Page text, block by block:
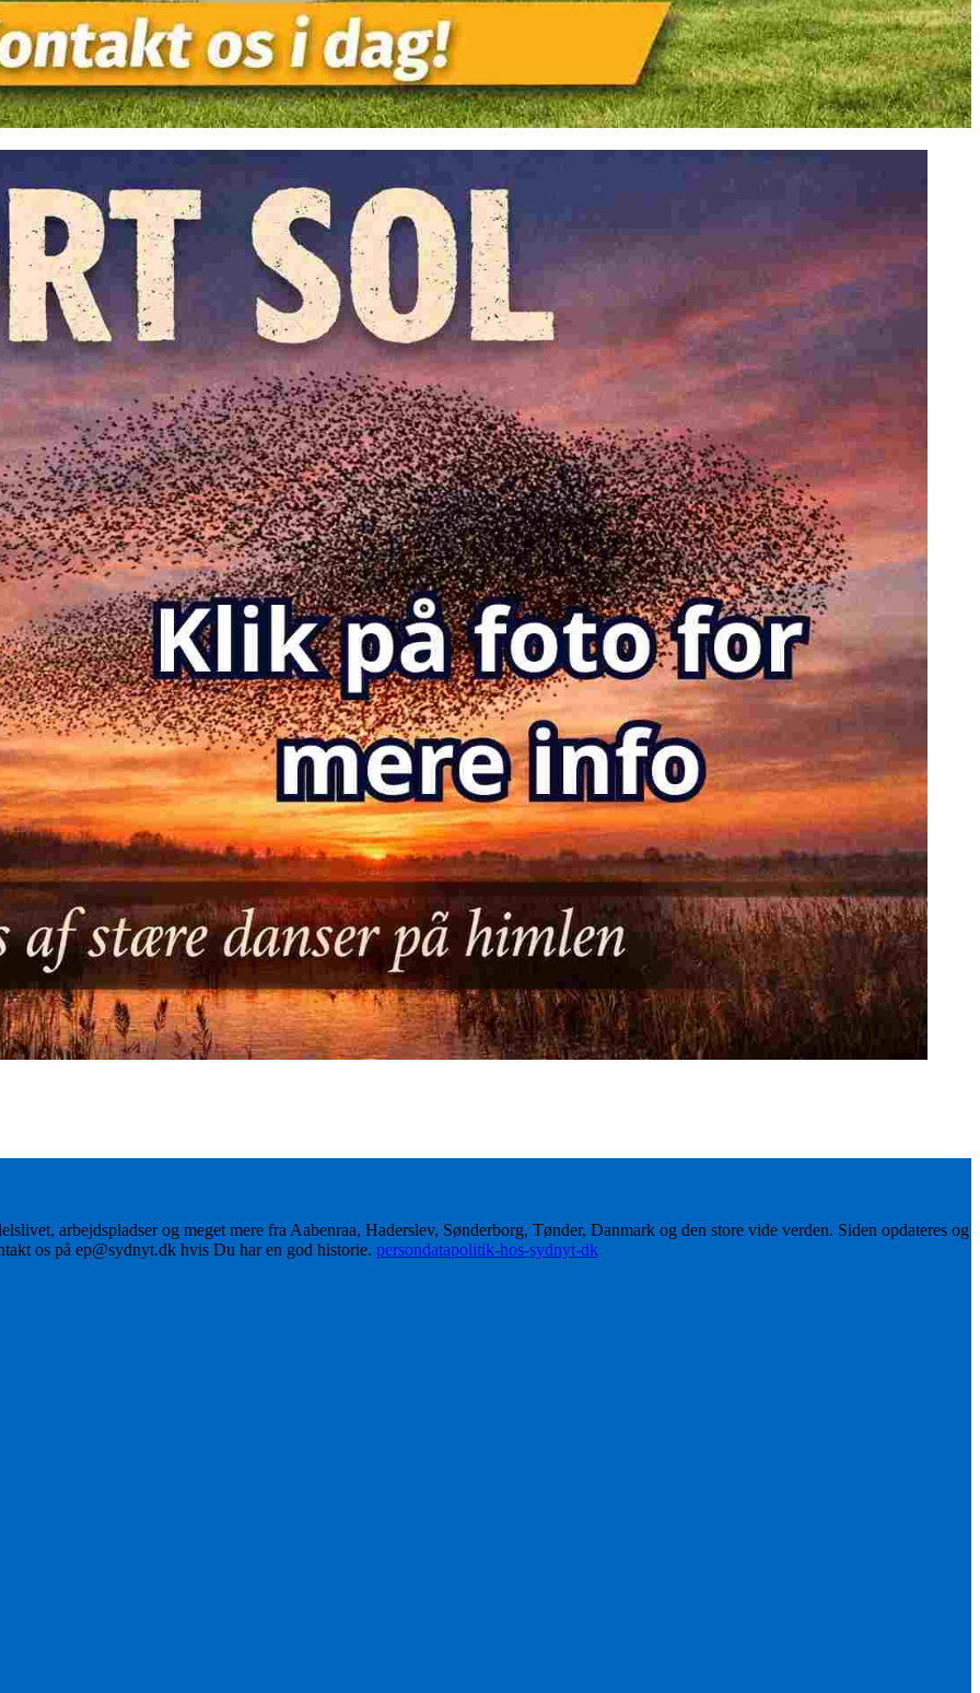
arbejdspladser og meget mere fra Aabenraa, Haderslev, Sønderborg, Tønder, Danmark og den store vide verden. Siden opdateres og
os på ep@sydnyt.dk hvis Du har en god historie. persondatapolitik-hos-sydnyt-dk